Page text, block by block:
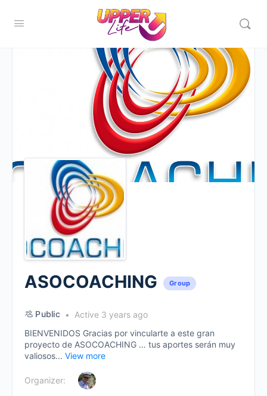
ASOCOACHING Group
Public
Active 3 years ago
BIENVENIDOS Gracias por vincularte a este gran
proyecto de ASOCOACHING … tus aportes serán muy
valiosos... View more
Organizer: